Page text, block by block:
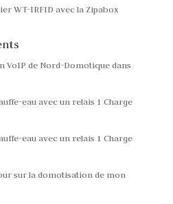
WT-IRFID avec la Zipabox
VoIP de Nord-Domotiquedans
eau avec un relais 1 Charge
eau avec un relais 1 Charge
sur la domotisation de mon